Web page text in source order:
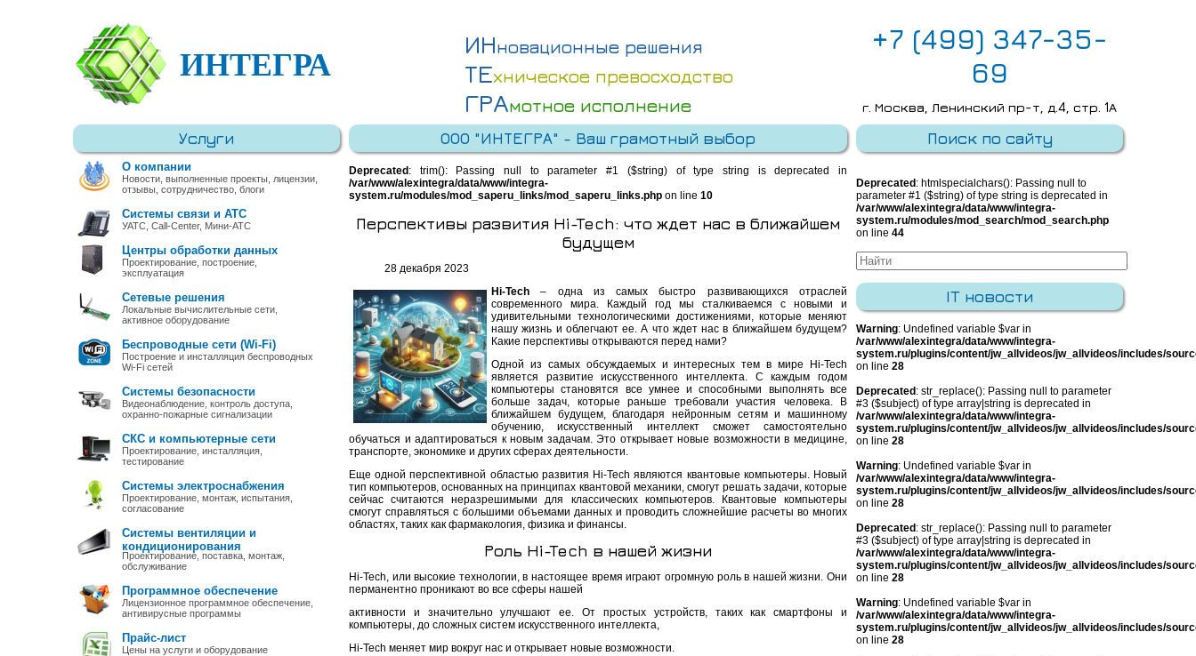
ИНТЕГРА
ИНновационные решения
ТЕхническое превосходство
ГРАмотное исполнение
+7 (499) 347-35-
69
г. Москва, Ленинский пр-т, д.4, стр. 1А
E-mail:info@integra-system.ru
Услуги
О компании
Новости, выполненные проекты, лицензии,
отзывы, сотрудничество, блоги
Системы связи и АТС
УАТС, Call-Center, Мини-АТС
Центры обработки данных
Проектирование, построение,
эксплуатация
Сетевые решения
Локальные вычислительные сети,
активное оборудование
Беспроводные сети (Wi-Fi)
Построение и инсталляция беспроводных
Wi-Fi сетей
Системы безопасности
Видеонаблюдение, контроль доступа,
охранно-пожарные сигнализации
СКС и компьютерные сети
Проектирование, инсталляция,
тестирование
Системы электроснабжения
Проектирование, монтаж, испытания,
согласование
Системы вентиляции и
кондиционирования
Проектирование, поставка, монтаж,
обслуживание
Программное обеспечение
Лицензионное программное обеспечение,
антивирусные программы
Прайс-лист
Цены на услуги и оборудование
ООО "ИНТЕГРА" - Ваш грамотный выбор
Deprecated : trim(): Passing null to parameter #1 ($string) of type string is deprecated in
/var/www/alexintegra/data/www/integra-
system.ru/modules/mod_saperu_links/mod_saperu_links.php on line 10
Перспективы развития Hi-Tech: что ждет нас в ближайшем
будущем
28 декабря 2023
Hi-Tech – одна из самых быстро развивающихся отраслей
современного мира. Каждый год мы сталкиваемся с новыми и
удивительными технологическими достижениями, которые меняют
нашу жизнь и облегчают ее. А что ждет нас в ближайшем будущем?
Какие перспективы открываются перед нами?
Одной из самых обсуждаемых и интересных тем в мире Hi-Tech
является развитие искусственного интеллекта. С каждым годом
компьютеры становятся все умнее и способными выполнять все
больше задач, которые раньше требовали участия человека. В
ближайшем будущем, благодаря нейронным сетям и машинному
обучению, искусственный интеллект сможет самостоятельно
обучаться и адаптироваться к новым задачам. Это открывает новые возможности в медицине,
транспорте, экономике и других сферах деятельности.
Еще одной перспективной областью развития Hi-Tech являются квантовые компьютеры. Новый
тип компьютеров, основанных на принципах квантовой механики, смогут решать задачи, которые
сейчас считаются неразрешимыми для классических компьютеров. Квантовые компьютеры
смогут справляться с большими объемами данных и проводить сложнейшие расчеты во многих
областях, таких как фармакология, физика и финансы.
Роль Hi-Tech в нашей жизни
Hi-Tech, или высокие технологии, в настоящее время играют огромную роль в нашей жизни. Они
перманентно проникают во все сферы нашей
активности и значительно улучшают ее. От простых устройств, таких как смартфоны и
компьютеры, до сложных систем искусственного интеллекта,
Hi-Tech меняет мир вокруг нас и открывает новые возможности.
Поиск по сайту
Deprecated : htmlspecialchars(): Passing null to
parameter #1 ($string) of type string is deprecated in
/var/www/alexintegra/data/www/integra-
system.ru/modules/mod_search/mod_search.php
on line 44
IT новости
Warning: Undefined variable $var in
/var/www/alexintegra/data/www/integra-
system.ru/plugins/content/jw_allvideos/jw_allvideos/includes/
on line 28
Deprecated : str_replace(): Passing null to parameter
#3 ($subject) of type array|string is deprecated in
/var/www/alexintegra/data/www/integra-
system.ru/plugins/content/jw_allvideos/jw_allvideos/includes/
on line 28
Warning: Undefined variable $var in
/var/www/alexintegra/data/www/integra-
system.ru/plugins/content/jw_allvideos/jw_allvideos/includes/
on line 28
Deprecated : str_replace(): Passing null to parameter
#3 ($subject) of type array|string is deprecated in
/var/www/alexintegra/data/www/integra-
system.ru/plugins/content/jw_allvideos/jw_allvideos/includes/
on line 28
Warning: Undefined variable $var in
/var/www/alexintegra/data/www/integra-
system.ru/plugins/content/jw_allvideos/jw_allvideos/includes/
on line 28